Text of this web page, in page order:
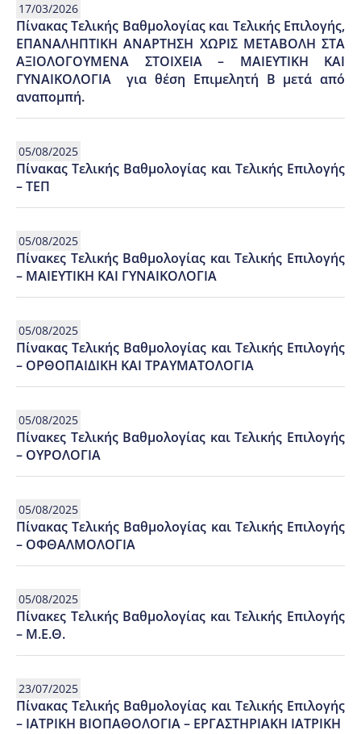
17/03/2026
Πίνακας Τελικής Βαθμολογίας και Τελικής Επιλογής,
ΕΠΑΝΑΛΗΠΤΙΚΗ ΑΝΑΡΤΗΣΗ ΧΩΡΙΣ ΜΕΤΑΒΟΛΗ ΣΤΑ
ΑΞΙΟΛΟΓΟΥΜΕΝΑ ΣΤΟΙΧΕΙΑ – ΜΑΙΕΥΤΙΚΗ ΚΑΙ
ΓΥΝΑΙΚΟΛΟΓΙΑ για θέση Επιμελητή Β μετά από
αναπομπή.
05/08/2025
Πίνακας Τελικής Βαθμολογίας και Τελικής Επιλογής
– ΤΕΠ
05/08/2025
Πίνακες Τελικής Βαθμολογίας και Τελικής Επιλογής
– ΜΑΙΕΥΤΙΚΗ ΚΑΙ ΓΥΝΑΙΚΟΛΟΓΙΑ
05/08/2025
Πίνακας Τελικής Βαθμολογίας και Τελικής Επιλογής
– ΟΡΘΟΠΑΙΔΙΚΗ ΚΑΙ ΤΡΑΥΜΑΤΟΛΟΓΙΑ
05/08/2025
Πίνακες Τελικής Βαθμολογίας και Τελικής Επιλογής
– ΟΥΡΟΛΟΓΙΑ
05/08/2025
Πίνακας Τελικής Βαθμολογίας και Τελικής Επιλογής
– ΟΦΘΑΛΜΟΛΟΓΙΑ
05/08/2025
Πίνακες Τελικής Βαθμολογίας και Τελικής Επιλογής
– Μ.Ε.Θ.
23/07/2025
Πίνακας Τελικής Βαθμολογίας και Τελικής Επιλογής
– ΙΑΤΡΙΚΗ ΒΙΟΠΑΘΟΛΟΓΙΑ – ΕΡΓΑΣΤΗΡΙΑΚΗ ΙΑΤΡΙΚΗ